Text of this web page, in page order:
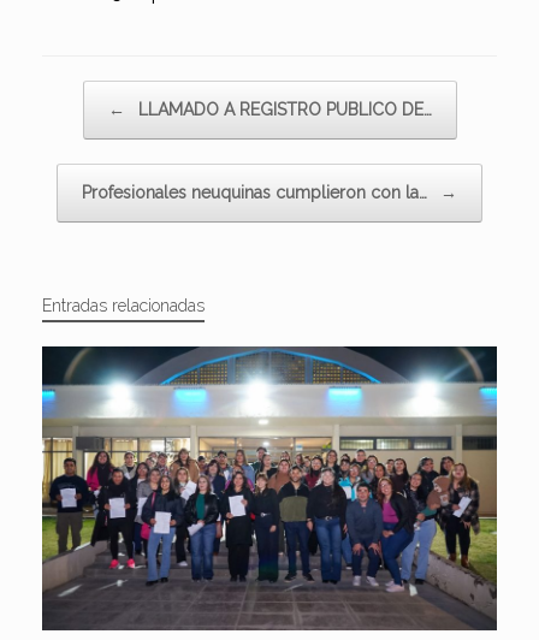
← LLAMADO A REGISTRO PUBLICO DE…
Profesionales neuquinas cumplieron con la… →
Entradas relacionadas